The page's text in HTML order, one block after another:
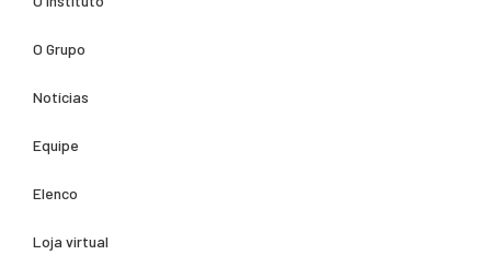
O Grupo
Notícias
Equipe
Elenco
Loja virtual